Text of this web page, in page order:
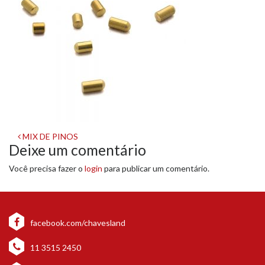
Navegação
de
post
MIX DE PINOS
Deixe um comentário
Você precisa fazer o login para publicar um comentário.
facebook.com/chavesland
11 3515 2450